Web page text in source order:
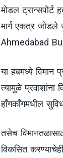
मोडल ट्रान्सपोर्ट
मार्ग एकत्र जोडले
Ahmedabad
या हबमध्ये विमान
त्यामुळे प्रवाशांना
हाँगकाँगमधील
तसेच
विकसित